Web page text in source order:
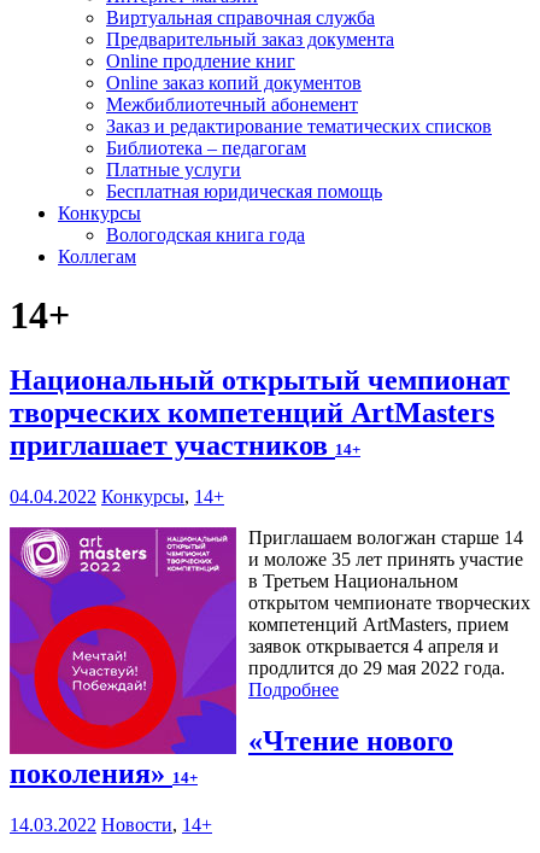
Виртуальная справочная служба
Предварительный заказ документа
Online продление книг
Online заказ копий документов
Межбиблиотечный абонемент
Заказ и редактирование тематических списков
Библиотека – педагогам
Платные услуги
Бесплатная юридическая помощь
Конкурсы
Вологодская книга года
Коллегам
14+
Национальный открытый чемпионат
творческих компетенций ArtMasters
приглашает участников 14+
04.04.2022 Конкурсы, 14+
Приглашаем вологжан старше 14
и моложе 35 лет принять участие
в Третьем Национальном
открытом чемпионате творческих
компетенций ArtMasters, прием
заявок открывается 4 апреля и
продлится до 29 мая 2022 года.
Подробнее
«Чтение нового
поколения» 14+
14.03.2022 Новости, 14+